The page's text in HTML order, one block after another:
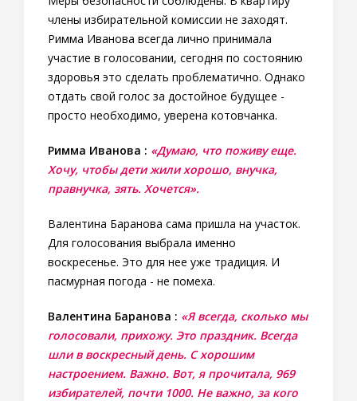
члены избирательной комиссии не заходят.
Римма Иванова всегда лично принимала
участие в голосовании, сегодня по состоянию
здоровья это сделать проблематично. Однако
отдать свой голос за достойное будущее -
просто необходимо, уверена котовчанка.
Римма Иванова : «Думаю, что поживу еще.
Хочу, чтобы дети жили хорошо, внучка,
правнучка, зять. Хочется».
Валентина Баранова сама пришла на участок.
Для голосования выбрала именно
воскресенье. Это для нее уже традиция. И
пасмурная погода - не помеха.
Валентина Баранова : «Я всегда, сколько мы
голосовали, прихожу. Это праздник. Всегда
шли в воскресный день. С хорошим
настроением. Важно. Вот, я прочитала, 969
избирателей, почти 1000. Не важно, за кого